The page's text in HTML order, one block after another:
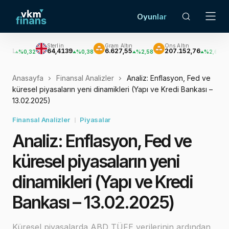
Oyunlar
64,4139 %0,38
Gram Altın
6.627,55 %2,58
Ons Altın
207.152,76 %2,62 3.033,47
Anasayfa Finansal Analizler
Analiz: Enflasyon, Fed ve
küresel piyasaların yeni dinamikleri (Yapı ve Kredi Bankası –
13.02.2025)
Finansal Analizler Piyasalar
Analiz: Enflasyon, Fed ve
küresel piyasaların yeni
dinamikleri (Yapı ve Kredi
Bankası – 13.02.2025)